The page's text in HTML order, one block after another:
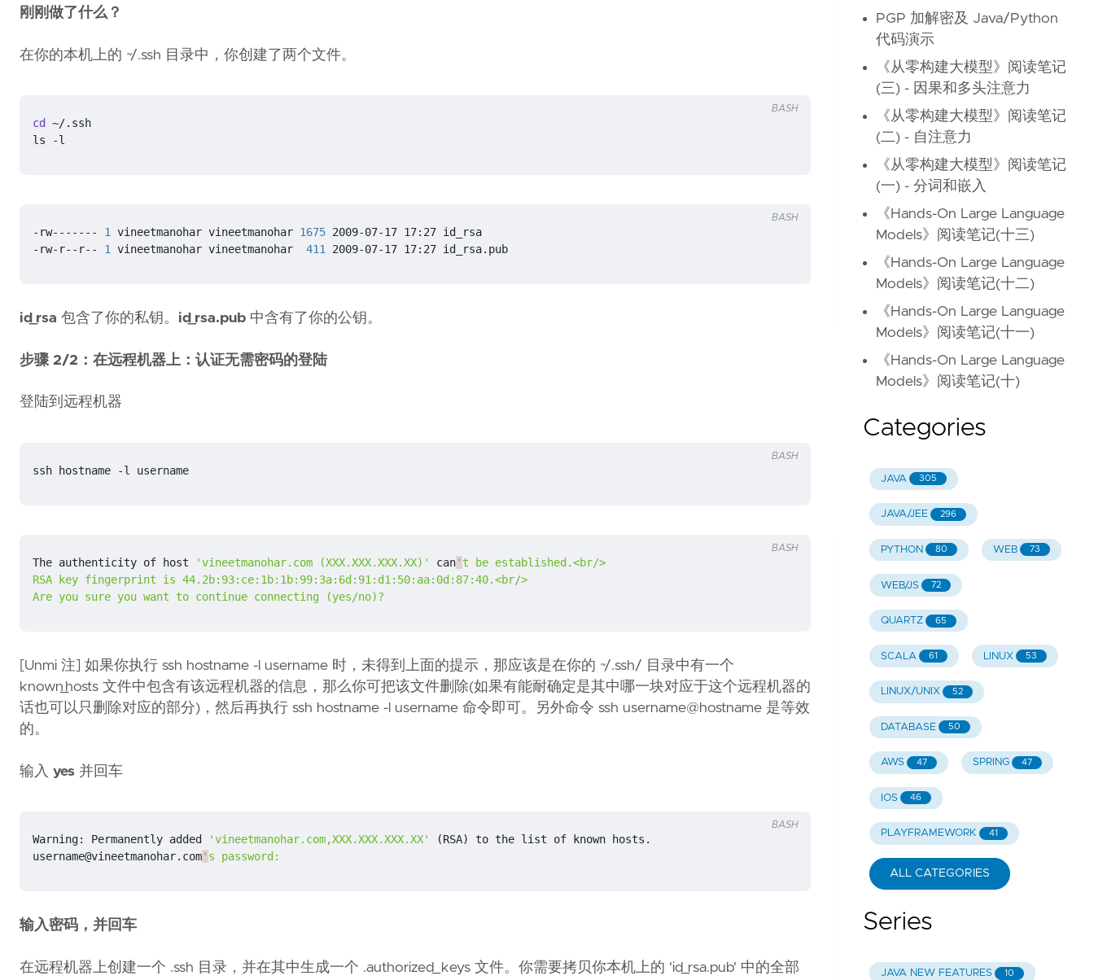
刚刚做了什么？
在你的本机上的 ~/.ssh 目录中，你创建了两个文件。
cd
ls -l
BASH
-rw------- 1 vineetmanohar vineetmanohar 1675
-rw-r--r-- 1 vineetmanohar vineetmanohar 411 2009-07-17 17:27 id_rsa.pub
BASH
id_rsa 包含了你的私钥。 id_rsa.pub 中含有了你的公钥。
步骤 2/2：在远程机器上：认证无需密码的登陆
登陆到远程机器
ssh hostname -l username
BASH
The authenticity of host 'vineetmanohar.com (XXX.XXX.XXX.XX)' can'
Are you sure you want to continue connecting (yes/no)?
BASH
[Unmi 注] 如果你执行 ssh hostname -l username 时，未得到上面的提示，那应该是在你的 ~/.ssh/ 目录中有一个
known_hosts 文件中包含有该远程机器的信息，那么你可把该文件删除(如果有能耐确定是其中哪一块对应于这个远程机器的
话也可以只删除对应的部分)，然后再执行 ssh hostname -l username 命令即可。另外命令 ssh username@hostname 是等效
的。
输入 yes 并回车
Warning: Permanently added 'vineetmanohar.com,XXX.XXX.XXX.XX' (RSA)
username@vineetmanohar.com' s password:
BASH
输入密码，并回车
在远程机器上创建一个 .ssh 目录，并在其中生成一个 .authorized_keys 文件。你需要拷贝你本机上的 'id_rsa.pub' 中的全部
PGP 加解密及 Java/Python
代码演示
《从零构建大模型》阅读笔记
(三) - 因果和多头注意力
《从零构建大模型》阅读笔记
(二) - 自注意力
《从零构建大模型》阅读笔记
(一) - 分词和嵌入
《Hands-On Large Language
Models》阅读笔记(十三)
《Hands-On Large Language
Models》阅读笔记(十二)
《Hands-On Large Language
Models》阅读笔记(十一)
《Hands-On Large Language
Models》阅读笔记(十)
Categories
JAVA 305
JAVA/JEE 296
PYTHON 80 WEB 73
WEB/JS 72
QUARTZ 65
SCALA 61 LINUX 53
LINUX/UNIX 52
DATABASE 50
AWS 47 SPRING 47
IOS 46
PLAYFRAMEWORK 41
ALL CATEGORIES
Series
JAVA NEW FEATURES 10